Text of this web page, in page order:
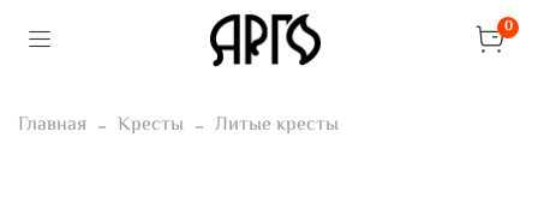
0
Главная Кресты Литые кресты